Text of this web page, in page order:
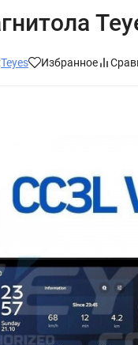
Teyes Избранное